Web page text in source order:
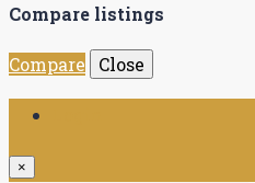
Compare listings
Compare Close
×